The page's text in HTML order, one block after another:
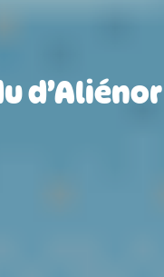
d’Aliénor